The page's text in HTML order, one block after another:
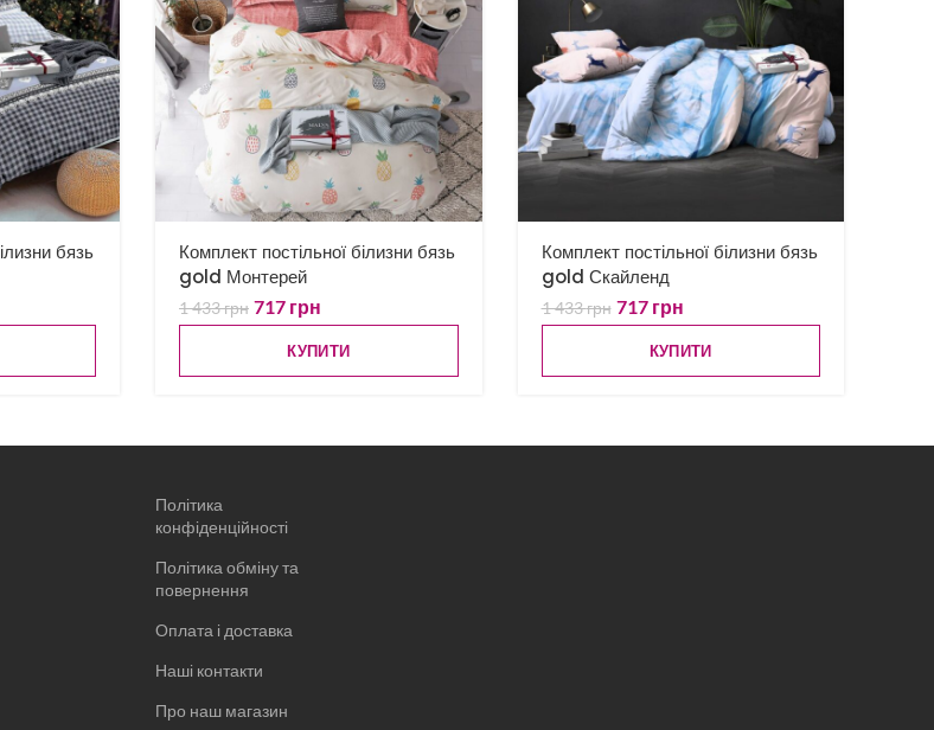
бязь
Комплект постільної білизни бязь
gold Монтерей
1 433грн 717 грн
КУПИТИ
Комплект постільної білизни бязь
gold Скайленд
1 433грн 717 грн
КУПИТИ
Політика
конфіденційності
Політика обміну та
повернення
Оплата і доставка
Наші контакти
Про наш магазин